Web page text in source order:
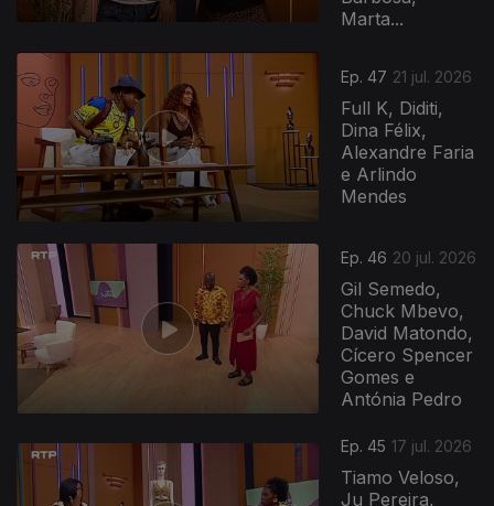
Marta...
Ep. 47 21 jul. 2026
Full K, Diditi,
Dina Félix,
Alexandre Faria
e Arlindo
Mendes
Ep. 46 20 jul. 2026
Gil Semedo,
Chuck Mbevo,
David Matondo,
Cícero Spencer
Gomes e
Antónia Pedro
Ep. 45 17 jul. 2026
Tiamo Veloso,
Ju Pereira,